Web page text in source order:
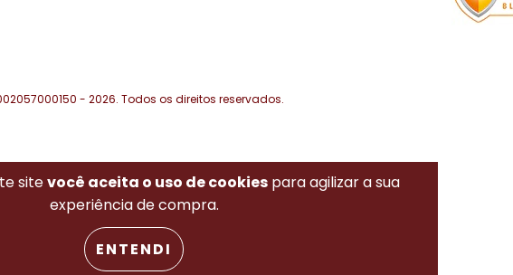
sitevocê aceita o uso de cookies para agilizar a sua
experiência de compra.
ENTENDI
- 2026. Todos os direitos reservados.